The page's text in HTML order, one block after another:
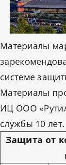
Материалы
системе
Материалы
ИЦ ООО
службы 10 лет.
Защита от